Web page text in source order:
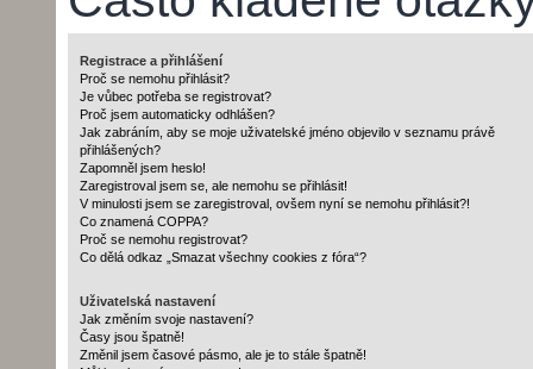
Registrace a přihlášení
Proč se nemohu přihlásit?
Je vůbec potřeba se registrovat?
Proč jsem automaticky odhlášen?
Jak zabráním, aby se moje uživatelské jméno objevilo v seznamu právě
přihlášených?
Zapomněl jsem heslo!
Zaregistroval jsem se, ale nemohu se přihlásit!
V minulosti jsem se zaregistroval, ovšem nyní se nemohu přihlásit?!
Co znamená COPPA?
Proč se nemohu registrovat?
Co dělá odkaz „Smazat všechny cookies z fóra“?
Uživatelská nastavení
Jak změním svoje nastavení?
Časy jsou špatně!
Změnil jsem časové pásmo, ale je to stále špatně!